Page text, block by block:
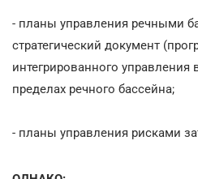
- планы управления речными
стратегический документ
интегрированного
пределах речного бассейна;
- планы управления рисками